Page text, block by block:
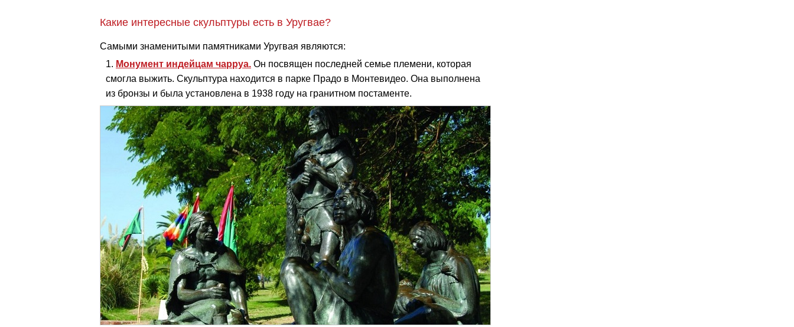
Какие интересные скульптуры есть в Уругвае?
Самыми знаменитыми памятниками Уругвая являются:
Монумент индейцам чарруа. Он посвящен последней семье племени, которая
смогла выжить. Скульптура находится в парке Прадо в Монтевидео. Она выполнена
из бронзы и была установлена в 1938 году на гранитном постаменте.